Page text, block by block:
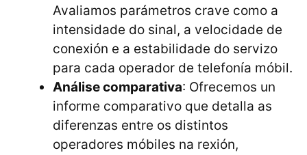
Avaliamos parámetros crave como a
intensidade do sinal, a velocidade de
conexión e a estabilidade do servizo
para cada operador de telefonía móbil.
Análise comparativa: Ofrecemos un
informe comparativo que detalla as
diferenzas entre os distintos
operadores móbiles na rexión,